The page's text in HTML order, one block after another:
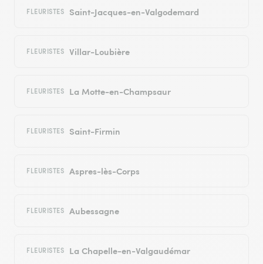
FLEURISTES Saint-Jacques-en-Valgodemard
FLEURISTES Villar-Loubière
FLEURISTES La Motte-en-Champsaur
FLEURISTES Saint-Firmin
FLEURISTES Aspres-lès-Corps
FLEURISTES Aubessagne
FLEURISTES La Chapelle-en-Valgaudémar